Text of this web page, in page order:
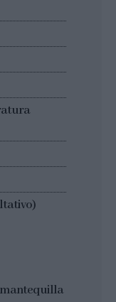
mantequilla